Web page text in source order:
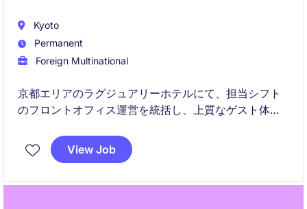
Kyoto
Permanent
Foreign Multinational
京都エリアのラグジュアリーホテルにて、担当シフト
のフロントオフィス運営を統括し、上質なゲスト体験
トや他部門との連携を通じて、円滑なホテル運営とサ
ービス品質向上を担うポジションです。
View Job